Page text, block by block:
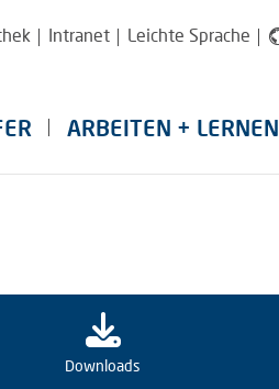
Intranet Leichte Sprache
ARBEITEN + LERNEN
Downloads